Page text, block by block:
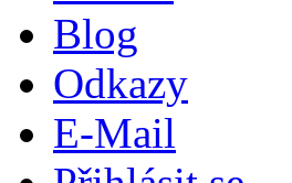
Blog
Odkazy
E-Mail